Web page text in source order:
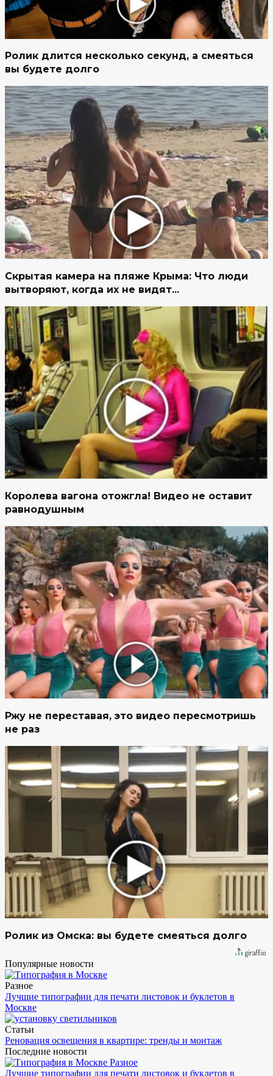
Ролик длится несколько секунд, а смеяться
вы будете долго
Скрытая камера на пляже Крыма: Что люди
вытворяют, когда их не видят...
Королева вагона отожгла! Видео не оставит
равнодушным
Ржу не переставая, это видео пересмотришь
не раз
Ролик из Омска: вы будете смеяться долго
Популярные новости
Разное
Лучшие типографии для печати листовок и буклетов в
Москве
Статьи
Реновация освещения в квартире: тренды и монтаж
Последние новости
Разное
Лучшие типографии для печати листовок и буклетов в